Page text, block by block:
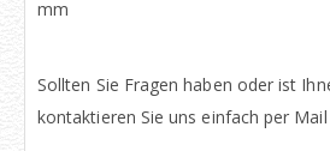
mm
Sollten Sie Fragen haben oder ist
kontaktieren Sie uns einfach per